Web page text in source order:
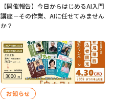
【開催報告】今日からはじめるAI入門
講座－その作業、AIに任せてみません
か？
お知らせ